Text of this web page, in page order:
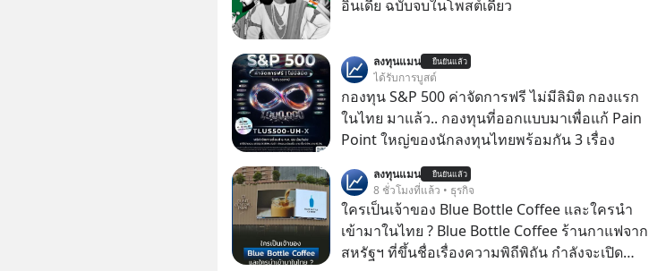
อินเดีย ฉบับจบในโพสต์เดียว
ลงทุนแมน ยืนยันแล้ว
ได้รับการบูสต์
กองทุน S&P 500 ค่าจัดการฟรี ไม่มีลิมิต กองแรก
ในไทย มาแล้ว.. กองทุนที่ออกแบบมาเพื่อแก้ Pain
Point ใหญ่ของนักลงทุนไทยพร้อมกัน 3 เรื่อง
ลงทุนแมน ยืนยันแล้ว
8 ชั่วโมงที่แล้ว • ธุรกิจ
ใครเป็นเจ้าของ Blue Bottle Coffee และใครนำ
เข้ามาในไทย ? Blue Bottle Coffee ร้านกาแฟจาก
สหรัฐฯ ที่ขึ้นชื่อเรื่องความพิถีพิถัน กำลังจะเปิด